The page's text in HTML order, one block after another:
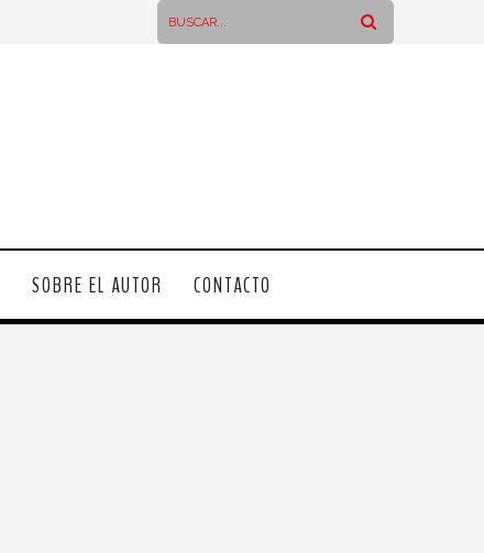
SOBRE EL AUTOR CONTACTO